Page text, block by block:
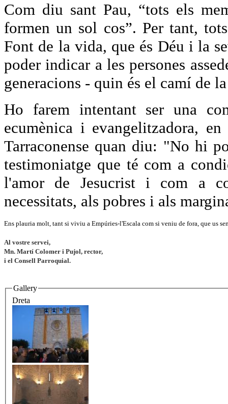
Com diu sant Pau, “tots els
formen un sol cos”. Per tant,
Font de la vida, que és Déu i la
poder indicar a les persones
generacions - quin és el camí de
Ho farem intentant ser una
ecumènica i evangelitzadora,
Tarraconense quan diu: "No hi
testimoniatge que té com a
l'amor de Jesucrist i com a
necessitats, als pobres i als
Ens plauria molt, tant si viviu a Empúries-l'Escala com si veniu de fora, que us
Al vostre servei,
Mn. Martí Colomer i Pujol, rector,
i el Consell Parroquial.
Gallery
Dreta